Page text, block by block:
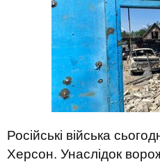
Російські війська
Херсон. Унаслідок